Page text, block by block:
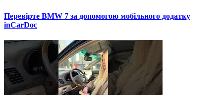
Перевірте BMW 7 за допомогою мобільного додатку
inCarDoc